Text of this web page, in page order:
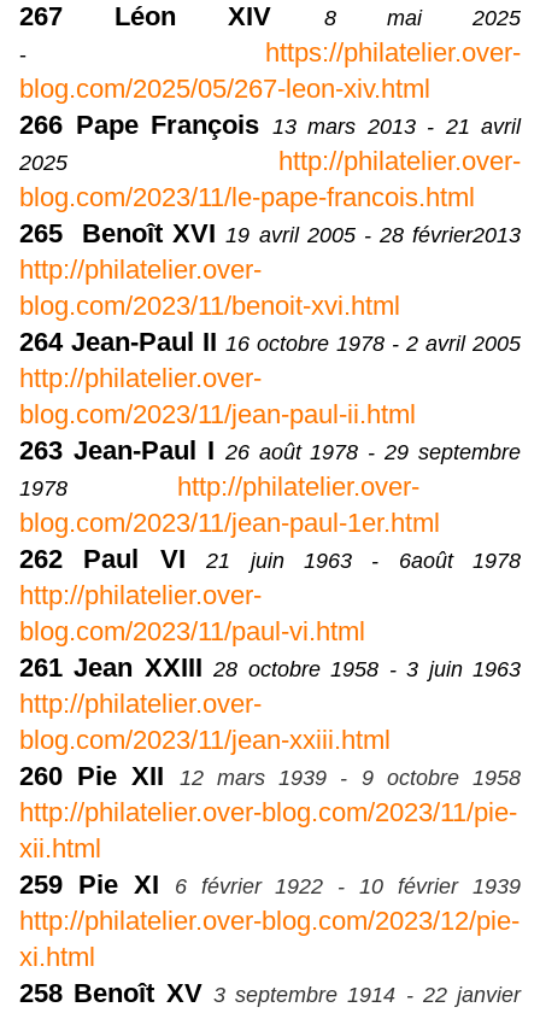
267 Léon XIV
8 mai 2025
-
https://philatelier.over-
blog.com/2025/05/267-leon-xiv.html
266 Pape François 13 mars 2013 - 21 avril
2025
http://philatelier.over-
blog.com/2023/11/le-pape-francois.html
265
Benoît XVI19 avril 2005 - 28 février2013
http://philatelier.over-
blog.com/2023/11/benoit-xvi.html
264 Jean-Paul II 16 octobre 1978 - 2 avril 2005
http://philatelier.over-
blog.com/2023/11/jean-paul-ii.html
263 Jean-Paul I 26 août 1978 - 29 septembre
1978
http://philatelier.over-
blog.com/2023/11/jean-paul-1er.html
262 Paul VI
21 juin 1963 - 6août 1978
http://philatelier.over-
blog.com/2023/11/paul-vi.html
261 Jean XXIII 28 octobre 1958 - 3 juin 1963
http://philatelier.over-
blog.com/2023/11/jean-xxiii.html
260 Pie XII
12 mars 1939 - 9 octobre 1958
http://philatelier.over-blog.com/2023/11/pie-
xii.html
259 Pie XI 6 février 1922 - 10 février 1939
http://philatelier.over-blog.com/2023/12/pie-
xi.html
258 Benoît XV 3 septembre 1914 - 22 janvier